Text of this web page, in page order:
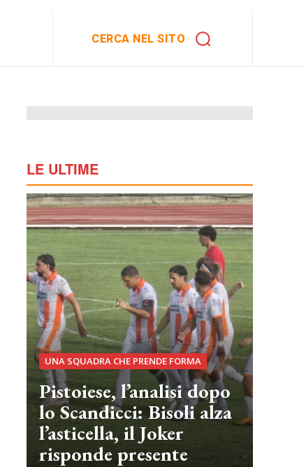
CERCA NEL SITO
LE ULTIME
UNA SQUADRA CHE PRENDE FORMA
Pistoiese, l’analisi dopo
lo Scandicci: Bisoli alza
l’asticella, il Joker
risponde presente